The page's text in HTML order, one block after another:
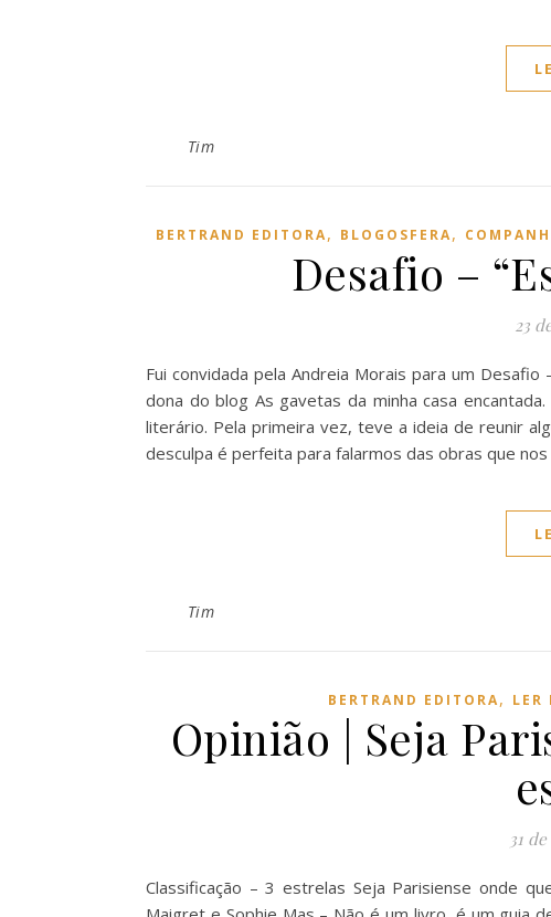
Tim
BERTRAND EDITORA, BLOGOSFERA,
Desafio –
23
Fui convidada pela Andreia Morais para um Desafio
dona do blog As gavetas da minha casa
literário. Pela primeira vez, teve a ideia de reunir
desculpa é perfeita para falarmos das obras que
Tim
BERTRAND EDITORA, LER
Opinião | Seja
31
Classificação – 3 estrelas Seja Parisiense onde